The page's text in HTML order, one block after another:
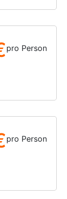
pro Person
pro Person